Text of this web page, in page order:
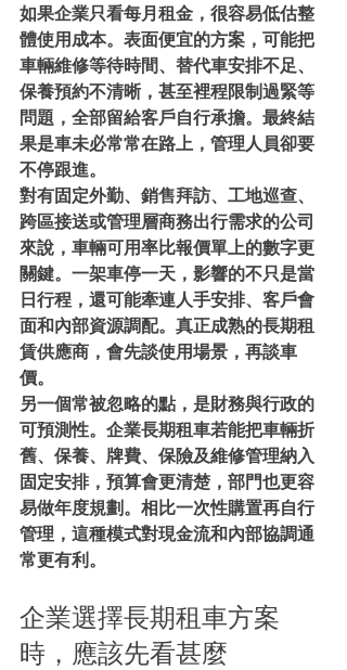
如果企業只看每月租金，很容易低估整
體使用成本。表面便宜的方案，可能把
車輛維修等待時間、替代車安排不足、
保養預約不清晰，甚至裡程限制過緊等
問題，全部留給客戶自行承擔。最終結
果是車未必常常在路上，管理人員卻要
不停跟進。
對有固定外勤、銷售拜訪、工地巡查、
跨區接送或管理層商務出行需求的公司
來說，車輛可用率比報價單上的數字更
關鍵。一架車停一天，影響的不只是當
日行程，還可能牽連人手安排、客戶會
面和內部資源調配。真正成熟的長期租
賃供應商，會先談使用場景，再談車
價。
另一個常被忽略的點，是財務與行政的
可預測性。企業長期租車若能把車輛折
舊、保養、牌費、保險及維修管理納入
固定安排，預算會更清楚，部門也更容
易做年度規劃。相比一次性購置再自行
管理，這種模式對現金流和內部協調通
常更有利。
企業選擇長期租車方案
時，應該先看甚麼